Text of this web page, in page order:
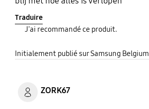
Traduire
J'ai recommandé ce produit.
Initialement publié sur Samsung Belgium
ZORK67